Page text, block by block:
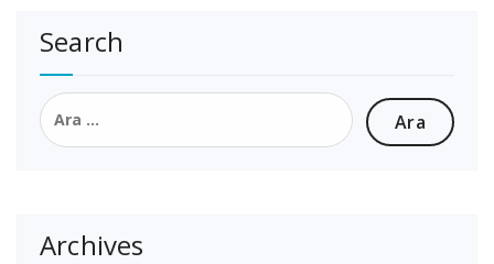
Search
Arama:
Archives